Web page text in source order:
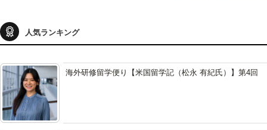
人気ランキング
海外研修留学便り【米国留学記（松永 有紀氏）】第4回